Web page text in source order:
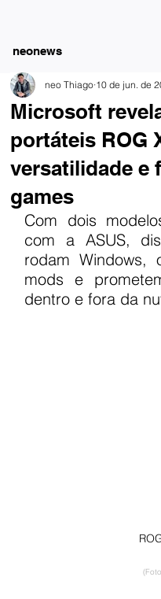
neonews
Microsoft
portáteis ROG
versatilidade e
games
neo Thiago 10 de jun. de
Com dois
com a ASUS,
rodam Windows,
mods e
dentro e fora da